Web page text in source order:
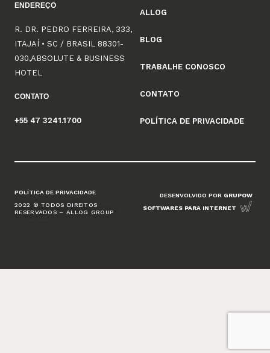
ENDEREÇO
R. DR. PEDRO FERREIRA, 333,
ITAJAÍ • SC / BRASIL 88301-
030,ABSOLUTE & BUSINESS
HOTEL
CONTATO
+55 47 3241.1700
ALLOG
BLOG
TRABALHE CONOSCO
CONTATO
POLÍTICA DE PRIVACIDADE
POLÍTICA DE PRIVACIDADE
2022 © TODOS DIREITOS
RESERVADOS – ALLOG GROUP
DESENVOLVIDO POR GRUPOW
SOFTWARES PARA INTERNET